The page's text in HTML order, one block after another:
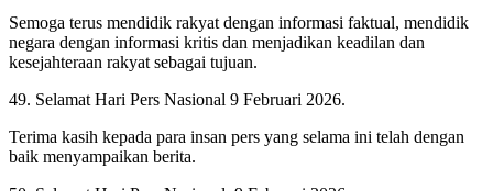
Semoga terus mendidik rakyat dengan informasi faktual, mendidik
negara dengan informasi kritis dan menjadikan keadilan dan
kesejahteraan rakyat sebagai tujuan.
49. Selamat Hari Pers Nasional 9 Februari 2026.
Terima kasih kepada para insan pers yang selama ini telah dengan
baik menyampaikan berita.